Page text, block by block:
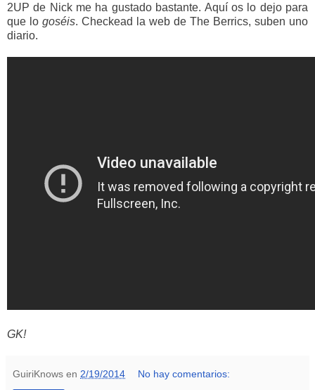
2UP de Nick me ha gustado bastante. Aquí os lo dejo para
que lo goséis. Checkead la web de The Berrics, suben uno
diario.
GK!
GuiriKnows en 2/19/2014 No hay comentarios: